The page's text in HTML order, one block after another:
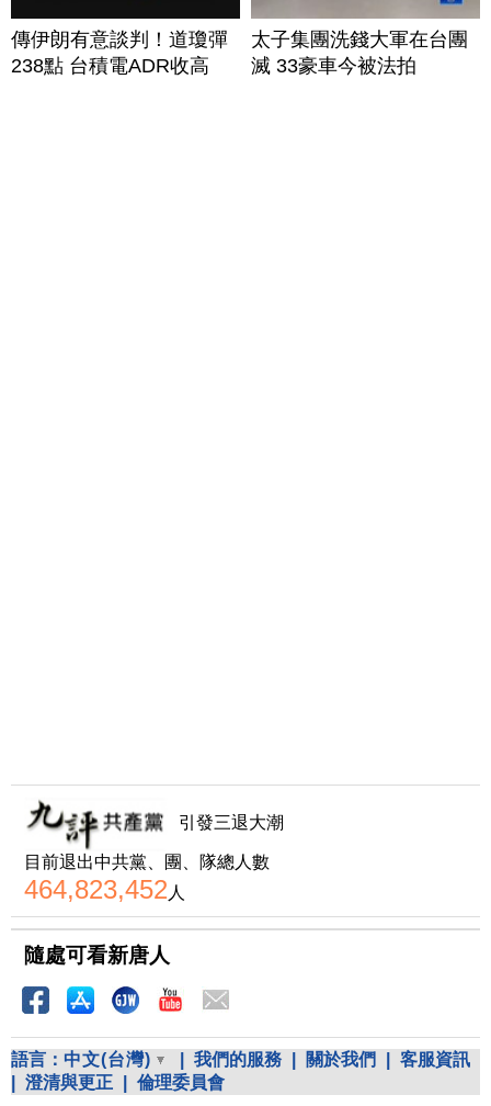
傳伊朗有意談判！道瓊彈
238點 台積電ADR收高
太子集團洗錢大軍在台團
滅 33豪車今被法拍
引發三退大潮
目前退出中共黨、團、隊總人數
464,823,452 人
隨處可看新唐人
語言： 中文(台灣) 我們的服務 關於我們
客服資訊
澄清與更正 倫理委員會